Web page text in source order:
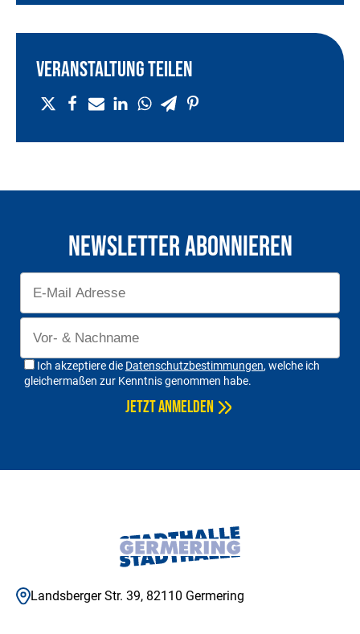
Veranstaltung teilen
Newsletter Abonnieren
Ich akzeptiere die Datenschutzbestimmungen, welche ich
gleichermaßen zur Kenntnis genommen habe.
Landsberger Str. 39, 82110 Germering